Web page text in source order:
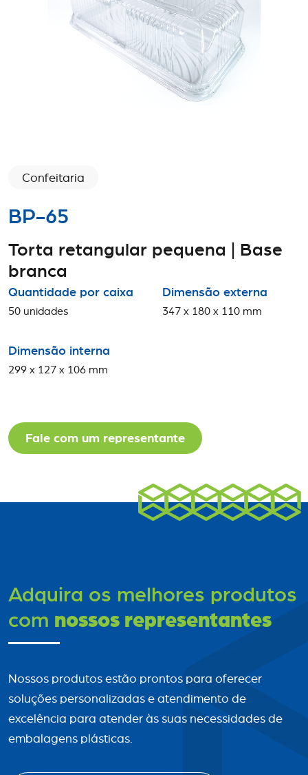
Confeitaria
BP-65
Torta retangular pequena | Base
branca
Quantidade por caixa
50 unidades
Dimensão externa
347 x 180 x 110 mm
Dimensão interna
299 x 127 x 106 mm
Fale com um representante
Adquira os melhores produtos
com nossos representantes
Nossos produtos estão prontos para oferecer
soluções personalizadas e atendimento de
excelência para atender às suas necessidades de
embalagens plásticas.